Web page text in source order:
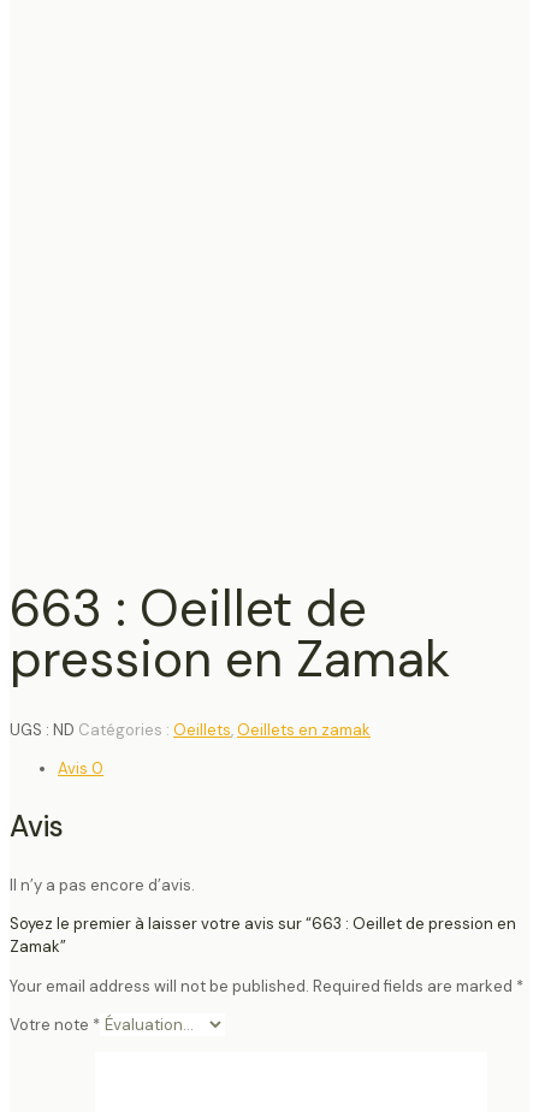
663 : Oeillet de
pression en Zamak
UGS : ND Catégories : Oeillets,Oeillets en zamak
Avis 0
Avis
Il n’y a pas encore d’avis.
Soyez le premier à laisser votre avis sur “663 : Oeillet de pression en
Zamak”
Your email address will not be published. Required fields are marked *
Votre note *